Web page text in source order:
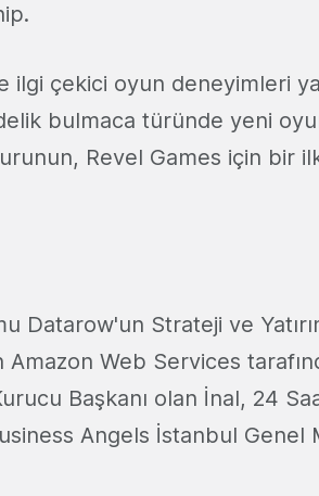
ilgi çekici oyun deneyimleri
bulmaca türünde yeni
Revel Games için bir
Datarow'un Strateji ve
Web Services
Başkanı olan İnal, 24
Angels İstanbul Genel